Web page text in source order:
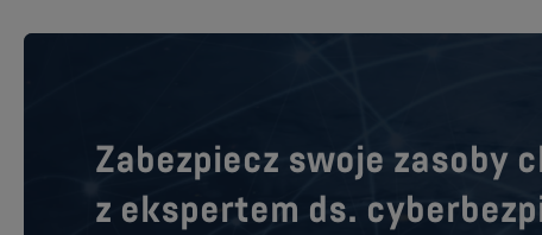
Zabezpiecz swoje zasoby
z ekspertem ds.